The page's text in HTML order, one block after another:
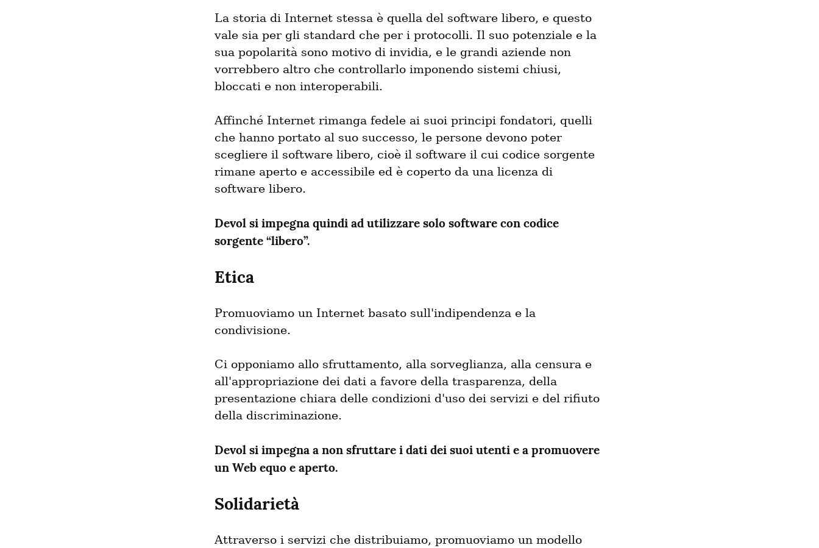
La storia di Internet stessa è quella del software libero, e questo
vale sia per gli standard che per i protocolli. Il suo potenziale e la
sua popolarità sono motivo di invidia, e le grandi aziende non
vorrebbero altro che controllarlo imponendo sistemi chiusi,
bloccati e non interoperabili.
Affinché Internet rimanga fedele ai suoi principi fondatori, quelli
che hanno portato al suo successo, le persone devono poter
scegliere il software libero, cioè il software il cui codice sorgente
rimane aperto e accessibile ed è coperto da una licenza di
software libero.
Devol si impegna quindi ad utilizzare solo software con codice
sorgente “libero”.
Etica
Promuoviamo un Internet basato sull'indipendenza e la
condivisione.
Ci opponiamo allo sfruttamento, alla sorveglianza, alla censura e
all'appropriazione dei dati a favore della trasparenza, della
presentazione chiara delle condizioni d'uso dei servizi e del rifiuto
della discriminazione.
Devol si impegna a non sfruttare i dati dei suoi utenti e a promuovere
un Web equo e aperto.
Solidarietà
Attraverso i servizi che distribuiamo, promuoviamo un modello